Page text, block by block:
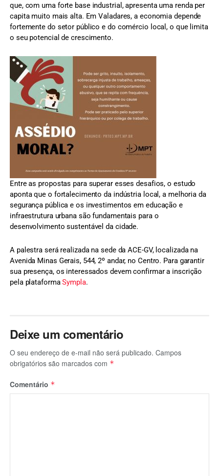
que, com uma forte base industrial, apresenta uma renda per
capita muito mais alta. Em Valadares, a economia depende
fortemente do setor público e do comércio local, o que limita
o seu potencial de crescimento.
Entre as propostas para superar esses desafios, o estudo
aponta que o fortalecimento da indústria local, a melhoria da
segurança pública e os investimentos em educação e
infraestrutura urbana são fundamentais para o
desenvolvimento sustentável da cidade.
A palestra será realizada na sede da ACE-GV, localizada na
Avenida Minas Gerais, 544, 2º andar, no Centro. Para garantir
sua presença, os interessados devem confirmar a inscrição
pela plataformaSympla.
Deixe um comentário
O seu endereço de e-mail não será publicado. Campos
obrigatórios são marcados com *
Comentário *